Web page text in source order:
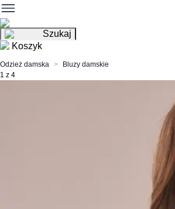
Szukaj
Koszyk
Odzież damska
Bluzy damskie
1 z 4